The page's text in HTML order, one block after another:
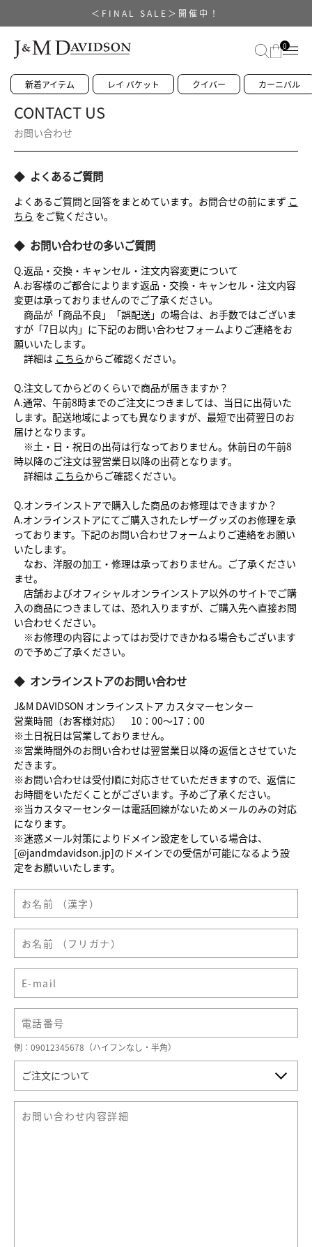
＜FINAL SALE＞開催中！
0
新着アイテム レイ バケット クイバー カーニバル
CONTACT US
お問い合わせ
◆よくあるご質問
よくあるご質問と回答をまとめています。お問合せの前にまず こ
ちら をご覧ください。
◆お問い合わせの多いご質問
Q.返品・交換・キャンセル・注文内容変更について
A.お客様のご都合によります返品・交換・キャンセル・注文内容
変更は承っておりませんのでご了承ください。
商品が「商品不良」「誤配送」の場合は、お手数ではございま
すが「7日以内」に下記のお問い合わせフォームよりご連絡をお
願いいたします。
詳細は こちらからご確認ください。
Q.注文してからどのくらいで商品が届きますか？
A.通常、午前8時までのご注文につきましては、当日に出荷いた
します。配送地域によっても異なりますが、最短で出荷翌日のお
届けとなります。
※土・日・祝日の出荷は行なっておりません。休前日の午前8
時以降のご注文は翌営業日以降の出荷となります。
詳細は こちらからご確認ください。
Q.オンラインストアで購入した商品のお修理はできますか？
A.オンラインストアにてご購入されたレザーグッズのお修理を承
っております。下記のお問い合わせフォームよりご連絡をお願い
いたします。
なお、洋服の加工・修理は承っておりません。ご了承ください
ませ。
店舗およびオフィシャルオンラインストア以外のサイトでご購
入の商品につきましては、恐れ入りますが、ご購入先へ直接お問
い合わせください。
※お修理の内容によってはお受けできかねる場合もございます
ので予めご了承ください。
◆オンラインストアのお問い合わせ
J&M DAVIDSON オンラインストア カスタマーセンター
営業時間（お客様対応） 10：00～17：00
※土日祝日は営業しておりません。
※営業時間外のお問い合わせは翌営業日以降の返信とさせていた
だきます。
※お問い合わせは受付順に対応させていただきますので、返信に
お時間をいただくことがございます。予めご了承ください。
※当カスタマーセンターは電話回線がないためメールのみの対応
になります。
※迷惑メール対策によりドメイン設定をしている場合は、
[@jandmdavidson.jp]のドメインでの受信が可能になるよう設
定をお願いいたします。
例：09012345678（ハイフンなし・半角）
ご注文について